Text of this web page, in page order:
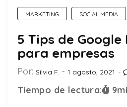
MARKETING SOCIAL MEDIA
5 Tips de Google
para empresas
Por: Silvia F. 1 agosto, 2021
Tiempo de lectura: 9